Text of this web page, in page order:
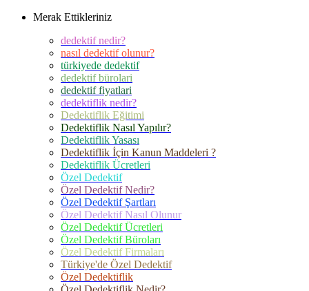
Merak Ettikleriniz
dedektif nedir?
nasıl dedektif olunur?
türkiyede dedektif
dedektif bürolari
dedektif fiyatlari
dedektiflik nedir?
Dedektiflik Eğitimi
Dedektiflik Nasıl Yapılır?
Dedektiflik Yasası
Dedektiflik İçin Kanun Maddeleri ?
Dedektiflik Ücretleri
Özel Dedektif
Özel Dedektif Nedir?
Özel Dedektif Şartları
Özel Dedektif Nasıl Olunur
Özel Dedektif Ücretleri
Özel Dedektif Büroları
Özel Dedektif Firmaları
Türkiye'de Özel Dedektif
Özel Dedektiflik